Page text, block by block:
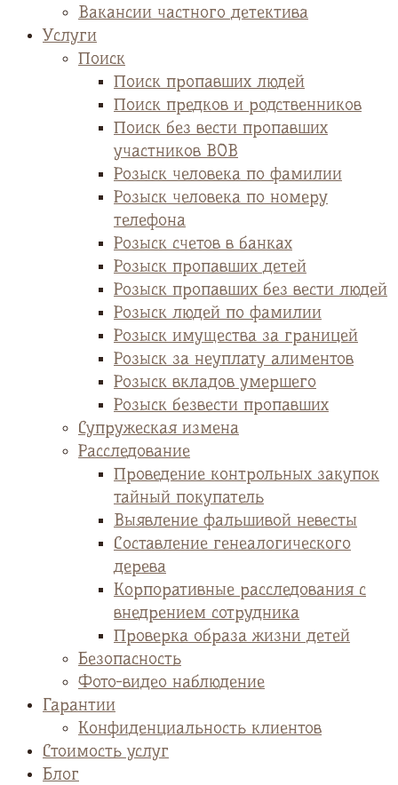
Вакансии частного детектива
Услуги
Поиск
Поиск пропавших людей
Поиск предков и родственников
Поиск без вести пропавших
участников ВОВ
Розыск человека по фамилии
Розыск человека по номеру
телефона
Розыск счетов в банках
Розыск пропавших детей
Розыск пропавших без вести людей
Розыск людей по фамилии
Розыск имущества за границей
Розыск за неуплату алиментов
Розыск вкладов умершего
Розыск безвести пропавших
Супружеская измена
Расследование
Проведение контрольных закупок
тайный покупатель
Выявление фальшивой невесты
Cоставление генеалогического
дерева
Корпоративные расследования с
внедрением сотрудника
Проверка образа жизни детей
Безопасность
Фото-видео наблюдение
Гарантии
Конфиденциальность клиентов
Стоимость услуг
Блог